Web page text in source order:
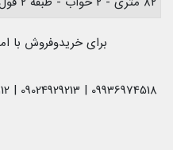
برای خریدوفروش با